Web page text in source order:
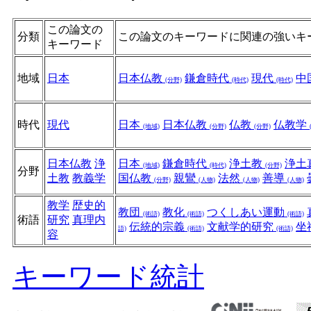
分類
この論文の
キーワード
この論文のキーワードに関連の強いキ
地域 日本 日本仏教 (分野) 鎌倉時代 (時代) 現代 (時代) 中
時代 現代 日本 (地域) 日本仏教 (分野) 仏教 (分野) 仏教学
分野
日本仏教 浄
土教 教義学
日本 (地域) 鎌倉時代 (時代) 浄土教 (分野) 浄土
国仏教 (分野) 親鸞 (人物) 法然 (人物) 善導 (人物)
術語
教学 歴史的
研究 真理内
容
教団 (術語) 教化 (術語) つくしあい運動 (術語)
語) 伝統的宗義 (術語) 文献学的研究 (術語) 坐
キーワード統計